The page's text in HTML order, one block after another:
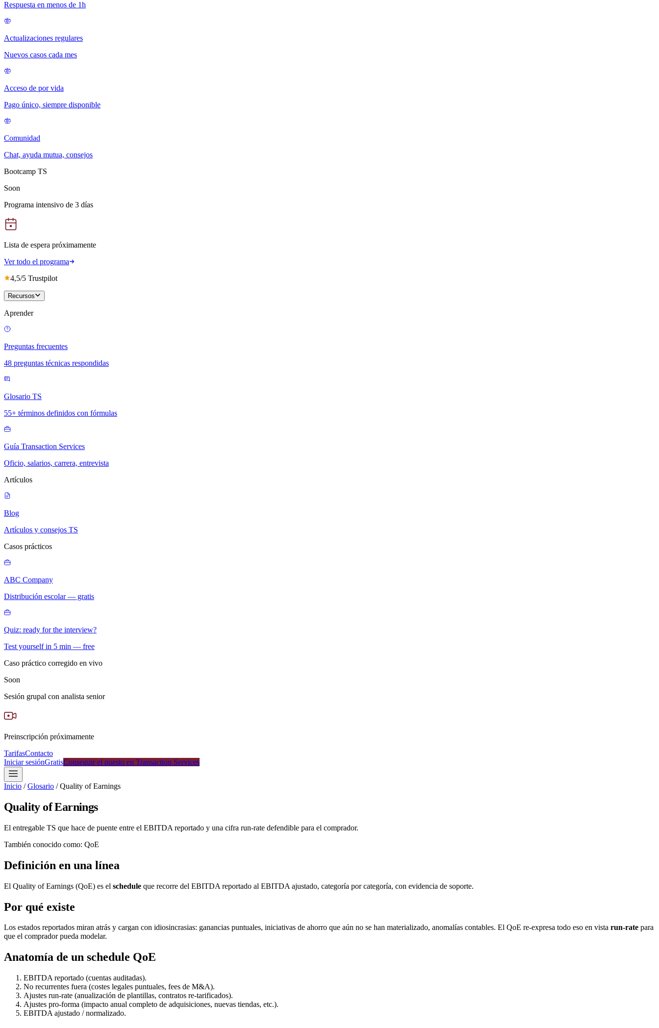
Respuesta en menos de 1h
Actualizaciones regulares
Nuevos casos cada mes
Acceso de por vida
Pago único, siempre disponible
Comunidad
Chat, ayuda mutua, consejos
Bootcamp TS
Soon
Programa intensivo de 3 días
Lista de espera próximamente
Ver todo el programa
4,5/5 Trustpilot
Recursos
Aprender
Preguntas frecuentes
48 preguntas técnicas respondidas
Glosario TS
55+ términos definidos con fórmulas
Guía Transaction Services
Oficio, salarios, carrera, entrevista
Artículos
Blog
Artículos y consejos TS
Casos prácticos
ABC Company
Distribución escolar — gratis
Quiz: ready for the interview?
Test yourself in 5 min — free
Caso práctico corregido en vivo
Soon
Sesión grupal con analista senior
Preinscripción próximamente
TarifasContacto
Iniciar sesiónGratisConseguir el puesto en Transaction Services
Inicio /Glosario /Quality of Earnings
Quality of Earnings
El entregable TS que hace de puente entre el EBITDA reportado y una cifra run-rate defendible para el comprador.
También conocido como: QoE
Definición en una línea
El Quality of Earnings (QoE) es el schedule que recorre del EBITDA reportado al EBITDA ajustado, categoría por categoría, con evidencia de soporte.
Por qué existe
Los estados reportados miran atrás y cargan con idiosincrasias: ganancias puntuales, iniciativas de ahorro que aún no se han materializado, anomalías contables. El QoE re-expresa todo eso en vista run-rate para
que el comprador pueda modelar.
Anatomía de un schedule QoE
EBITDA reportado (cuentas auditadas).
No recurrentes fuera (costes legales puntuales, fees de M&A).
Ajustes run-rate (anualización de plantillas, contratos re-tarificados).
Ajustes pro-forma (impacto anual completo de adquisiciones, nuevas tiendas, etc.).
EBITDA ajustado / normalizado.